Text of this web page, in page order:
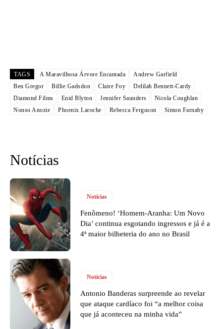
TAGS A Maravilhosa Árvore Encantada
Andrew Garfield
Ben Gregor
Billie Gadsdon Claire Foy
Delilah Bennett-Cardy
Diamond Films
Enid Blyton Jennifer Saunders
Nicola Coughlan
Nonso Anozie
Phoenix Laroche Rebecca Ferguson Simon Farnaby
Notícias
Notícias
Fenômeno! ‘Homem-Aranha: Um Novo
Dia’ continua esgotando ingressos e já é a
4ª maior bilheteria do ano no Brasil
Notícias
Antonio Banderas surpreende ao revelar
que ataque cardíaco foi “a melhor coisa
que já aconteceu na minha vida”